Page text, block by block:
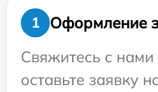
1
Оформление
Свяжитесь с
оставьте заявку